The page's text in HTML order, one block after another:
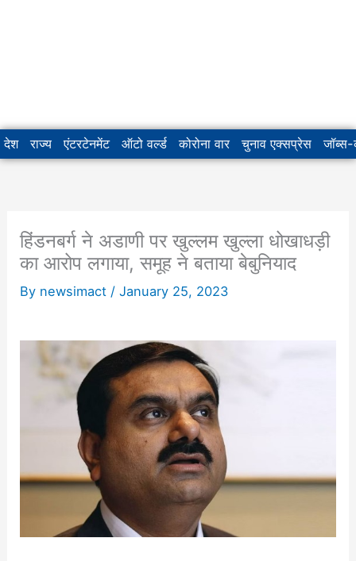
देश राज्य एंटरटेनमेंट ऑटो वर्ल्ड कोरोना वार चुनाव एक्सप्रेस जॉब्स-
हिंडनबर्ग ने अडाणी पर खुल्लम खुल्ला धोखाधड़ी
का आरोप लगाया, समूह ने बताया बेबुनियाद
By newsimact /January 25, 2023